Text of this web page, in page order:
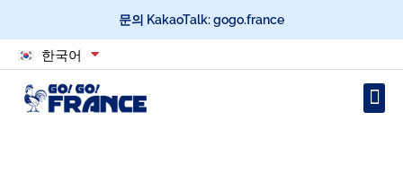
문의 KakaoTalk: gogo.france
한국어